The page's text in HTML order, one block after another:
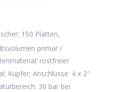
150 Platten,
primär /
rostfreier
Kupfer; Anschlüsse: 4 x 2"
30 bar bei